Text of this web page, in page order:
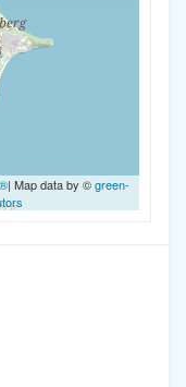
| Map data by ©green-